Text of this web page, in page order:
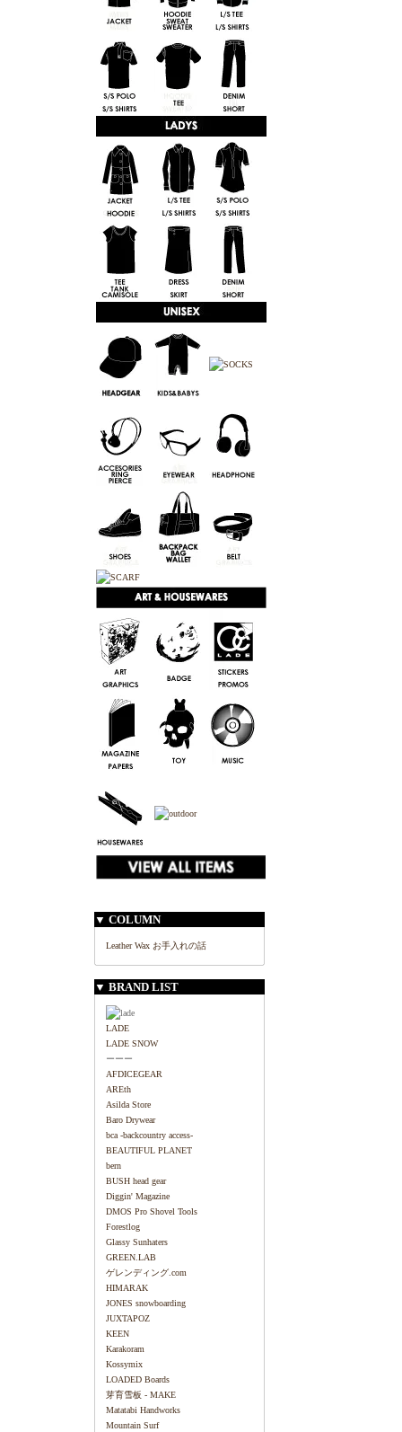
▼ COLUMN
Leather Wax お手入れの話
▼ BRAND LIST
LADE
LADE SNOW
ーーー
AFDICEGEAR
AREth
Asilda Store
Baro Drywear
bca -backcountry access-
BEAUTIFUL PLANET
bern
BUSH head gear
Diggin' Magazine
DMOS Pro Shovel Tools
Forestlog
Glassy Sunhaters
GREEN.LAB
ゲレンディング.com
HIMARAK
JONES snowboarding
JUXTAPOZ
KEEN
Karakoram
Kossymix
LOADED Boards
芽育雪板 - MAKE
Matatabi Handworks
Mountain Surf